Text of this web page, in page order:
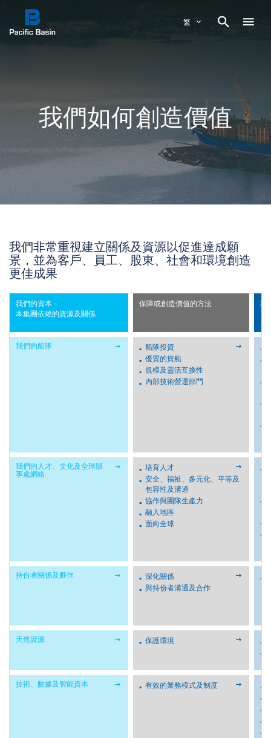
繁 
我們如何創造價值
我們非常重視建立關係及資源以促進達成願
景，並為客戶、員工、股東、社會和環境創造
更佳成果
我們的資本－
本集團依賴的資源及關係
保障或創造價值的方法 期
我們的船隊  船隊投資 
優質的貨船
規模及靈活互換性
內部技術營運部門
我們的人才、文化及全球辦
事處網絡
 培育人才 
安全、福祉、多元化、平等及
包容性及溝通
協作與團隊生產力
融入地區
面向全球
持份者關係及夥伴  深化關係 
與持份者溝通及合作
天然資源  保護環境 
技術、數據及智能資本  有效的業務模式及制度 